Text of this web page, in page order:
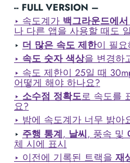
-- FULL VERSION –
‣ 속도계가 백그라운드에
나 다른 앱을 사용할 때도
‣ 더 많은 속도 제한이 필
‣ 속도 숫자 색상을 변경하
‣ 속도 제한이 25일 때
어떻게 해야 하나요?
‣ 소수점 정확도로 속도를
요?
‣ 밤에 속도계가 너무 밝아
‣ 주행 통계, 날씨, 풍속 및
체 시에 표시
‣ 이전에 기록된 트랙을 재